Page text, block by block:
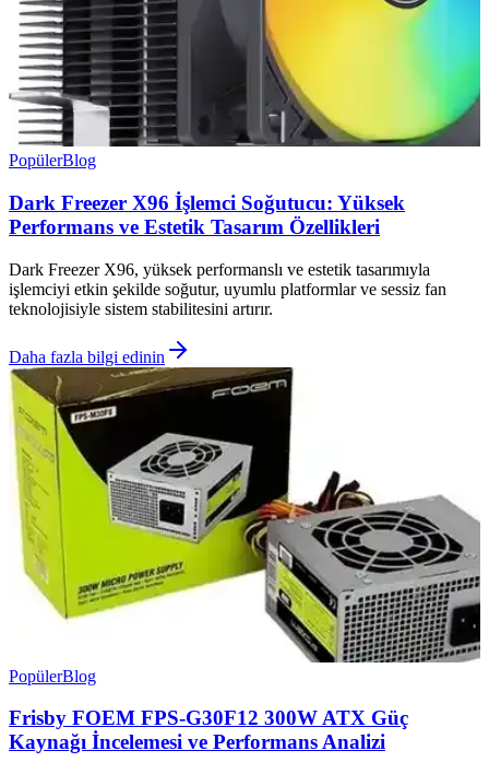
PopülerBlog
Dark Freezer X96 İşlemci Soğutucu: Yüksek
Performans ve Estetik Tasarım Özellikleri
Dark Freezer X96, yüksek performanslı ve estetik tasarımıyla
işlemciyi etkin şekilde soğutur, uyumlu platformlar ve sessiz fan
teknolojisiyle sistem stabilitesini artırır.
Daha fazla bilgi edinin
PopülerBlog
Frisby FOEM FPS-G30F12 300W ATX Güç
Kaynağı İncelemesi ve Performans Analizi